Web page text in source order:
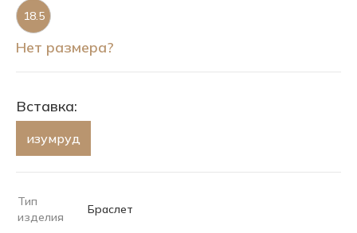
18.5
Нет размера?
Вставка:
изумруд
Тип
изделия
Браслет